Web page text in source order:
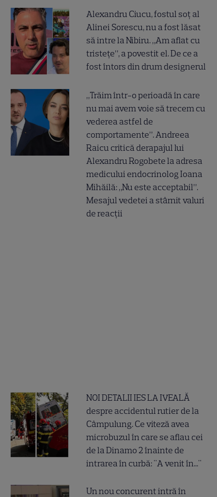
Alexandru Ciucu, fostul soț al
Alinei Sorescu, nu a fost lăsat
să intre la Nibiru. „Am aflat cu
tristețe”, a povestit el. De ce a
fost întors din drum designerul
„Trăim într-o perioadă în care
nu mai avem voie să trecem cu
vederea astfel de
comportamente”. Andreea
Raicu critică derapajul lui
Alexandru Rogobete la adresa
medicului endocrinolog Ioana
Mihăilă: „Nu este acceptabil”.
Mesajul vedetei a stârnit valuri
de reacții
NOI DETALII IES LA IVEALĂ
despre accidentul rutier de la
Câmpulung. Ce viteză avea
microbuzul în care se aflau cei
de la Dinamo 2 înainte de
intrarea în curbă: "A venit în..."
Un nou concurent intră în